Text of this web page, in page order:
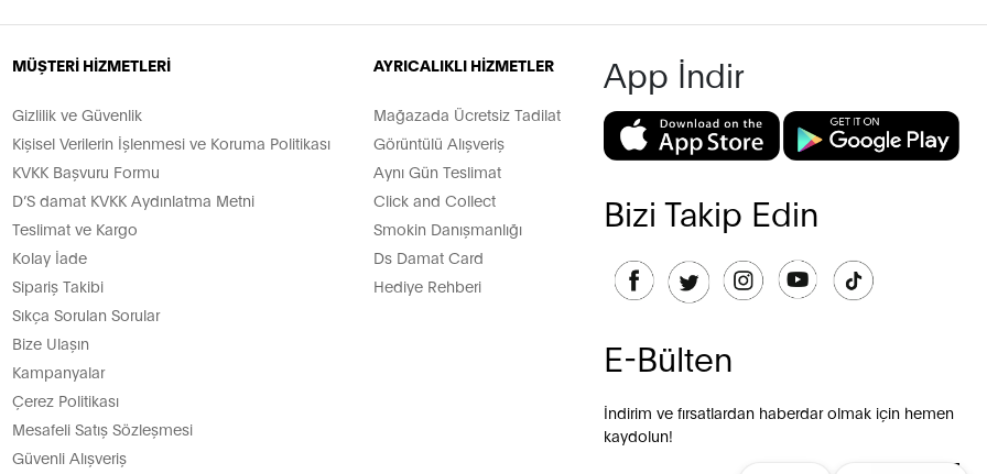
MÜŞTERİ HİZMETLERİ
Gizlilik ve Güvenlik
Kişisel Verilerin İşlenmesi ve Koruma Politikası
KVKK Başvuru Formu
D’S damat KVKK Aydınlatma Metni
Teslimat ve Kargo
Kolay İade
Sipariş Takibi
Sıkça Sorulan Sorular
Bize Ulaşın
Kampanyalar
Çerez Politikası
Mesafeli Satış Sözleşmesi
Güvenli Alışveriş
AYRICALIKLI HİZMETLER
Mağazada Ücretsiz Tadilat
Görüntülü Alışveriş
Aynı Gün Teslimat
Click and Collect
Smokin Danışmanlığı
Ds Damat Card
Hediye Rehberi
App İndir
Bizi Takip Edin
E-Bülten
İndirim ve fırsatlardan haberdar olmak için hemen
kaydolun!